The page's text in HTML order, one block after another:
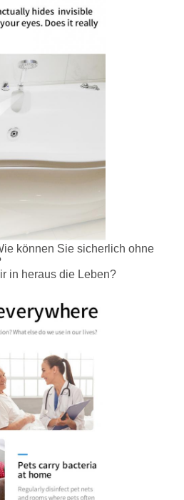
können Sie sicherlich ohne
in heraus die Leben?